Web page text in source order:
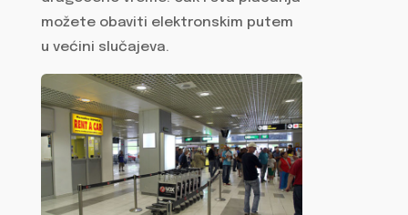
možete obaviti elektronskim putem
u većini slučajeva.